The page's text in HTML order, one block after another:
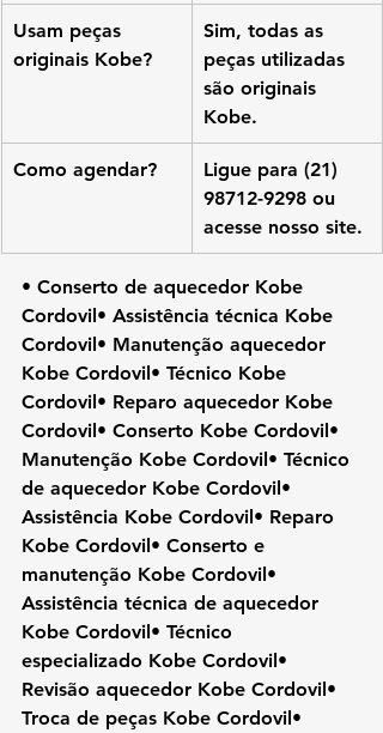
Usam peças
originais Kobe?
Sim, todas as
peças utilizadas
são originais
Kobe.
Como agendar?
Ligue para (21)
98712-9298 ou
acesse nosso site.
• Conserto de aquecedor Kobe
Cordovil• Assistência técnica Kobe
Cordovil• Manutenção aquecedor
Kobe Cordovil• Técnico Kobe
Cordovil• Reparo aquecedor Kobe
Cordovil• Conserto Kobe Cordovil•
Manutenção Kobe Cordovil• Técnico
de aquecedor Kobe Cordovil•
Assistência Kobe Cordovil• Reparo
Kobe Cordovil• Conserto e
manutenção Kobe Cordovil•
Assistência técnica de aquecedor
Kobe Cordovil• Técnico
especializado Kobe Cordovil•
Revisão aquecedor Kobe Cordovil•
Troca de peças Kobe Cordovil•